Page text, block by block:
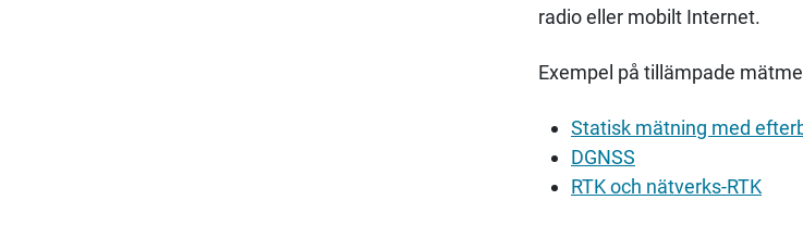
radio eller mobilt Internet.
Exempel på tillämpade
Statisk mätning med
DGNSS
RTK och nätverks-RTK